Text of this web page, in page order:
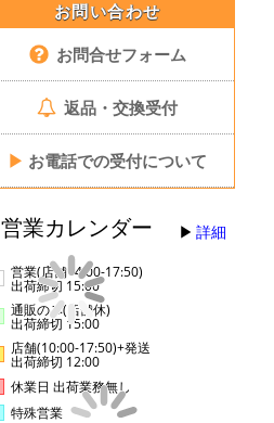
お問い合わせ
お問合せフォーム
返品・交換受付
▶ お電話での受付について
営業カレンダー 詳細
営業(店舗14:00-17:50)
出荷締切 15:00
通販のみ(店舗休)
出荷締切 15:00
店舗(10:00-17:50)+発送
出荷締切 12:00
休業日 出荷業務無し
特殊営業